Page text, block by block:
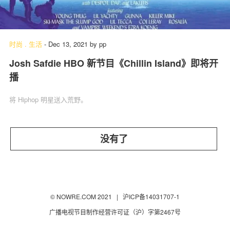
科 技
时尚 . 生活 - Dec 13, 2021 by pp
Josh Safdie HBO 新节目《Chillin Island》即将开
播
将 Hiphop 明星送入荒野。
没有了
© NOWRE.COM 2021 | 沪ICP备14031707-1
广播电视节目制作经营许可证（沪）字第2467号